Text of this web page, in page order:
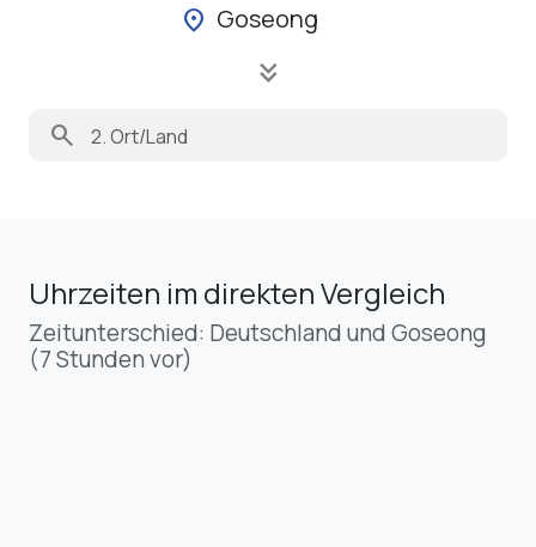
location_on Goseong
keyboard_double_arrow_down
search
Uhrzeiten im direkten Vergleich
Zeitunterschied: Deutschland und Goseong
(7 Stunden vor)